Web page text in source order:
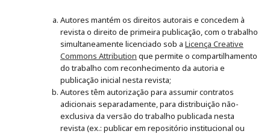
Autores mantém os direitos autorais e concedem à
revista o direito de primeira publicação, com o trabalho
simultaneamente licenciado sob a Licença Creative
Commons Attribution que permite o compartilhamento
do trabalho com reconhecimento da autoria e
publicação inicial nesta revista;
Autores têm autorização para assumir contratos
adicionais separadamente, para distribuição não-
exclusiva da versão do trabalho publicada nesta
revista (ex.: publicar em repositório institucional ou